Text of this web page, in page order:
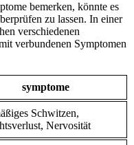
bemerken, könnte es
zu lassen. In einer
verschiedenen
verbundenen Symptomen
symptome
Schwitzen,
‍Nervosität